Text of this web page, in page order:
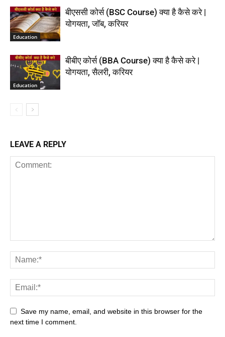
Education
बीएससी कोर्स (BSC Course) क्या है कैसे करे |
योगयता, जॉब, करियर
Education
बीबीए कोर्स (BBA Course) क्या है कैसे करे |
योगयता, सैलरी, करियर
LEAVE A REPLY
Save my name, email, and website in this browser for the
next time I comment.